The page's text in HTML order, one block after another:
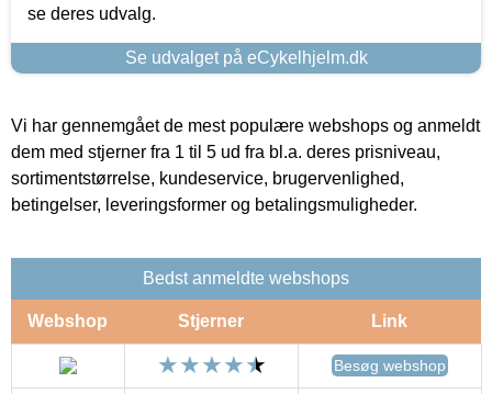
se deres udvalg.
Se udvalget på eCykelhjelm.dk
Vi har gennemgået de mest populære webshops og anmeldt
dem med stjerner fra 1 til 5 ud fra bl.a. deres prisniveau,
sortimentstørrelse, kundeservice, brugervenlighed,
betingelser, leveringsformer og betalingsmuligheder.
Bedst anmeldte webshops
Webshop Stjerner Link
Besøg webshop